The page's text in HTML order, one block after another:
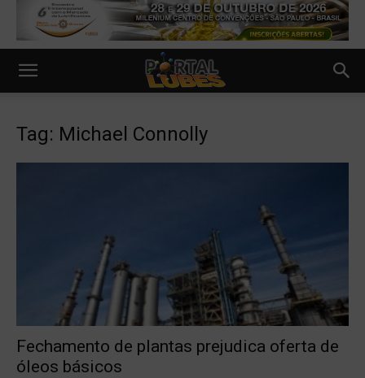
Tag: Michael Connolly
Fechamento de plantas prejudica oferta de
óleos básicos